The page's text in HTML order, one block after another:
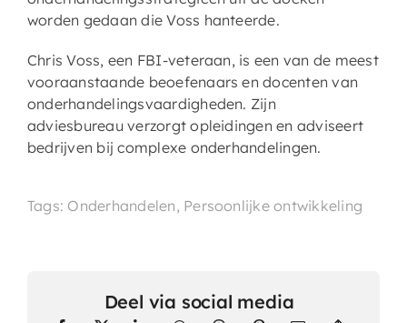
worden gedaan die Voss hanteerde.
Chris Voss, een FBI-veteraan, is een van de meest
vooraanstaande beoefenaars en docenten van
onderhandelingsvaardigheden. Zijn
adviesbureau verzorgt opleidingen en adviseert
bedrijven bij complexe onderhandelingen.
Tags: Onderhandelen, Persoonlijke ontwikkeling
Deel via social media